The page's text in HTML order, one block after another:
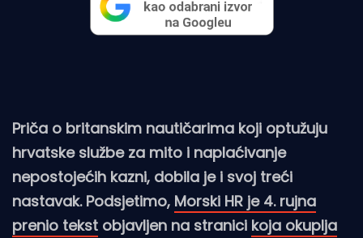
Priča o britanskim nautičarima koji optužuju
hrvatske službe za mito i naplaćivanje
nepostojećih kazni, dobila je i svoj treći
nastavak. Podsjetimo, Morski HR je 4. rujna
prenio tekst objavljen na stranici koja okuplja